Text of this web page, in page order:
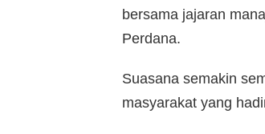
bersama jajaran
Perdana.
Suasana semakin
masyarakat yang